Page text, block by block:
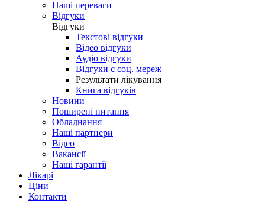
Наші переваги
Відгуки
Відгуки
Текстові відгуки
Відео відгуки
Аудіо відгуки
Відгуки с соц. мереж
Результати лікування
Книга відгуків
Новини
Поширені питання
Обладнання
Наші партнери
Відео
Вакансії
Наші гарантії
Лікарі
Ціни
Контакти